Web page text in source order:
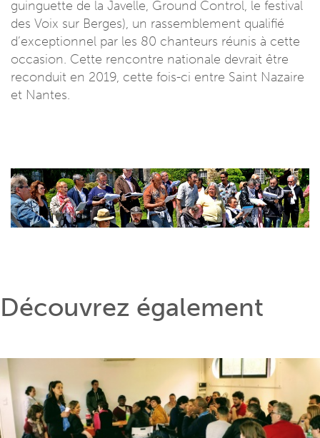
guinguette de la Javelle, Ground Control, le festival
des Voix sur Berges), un rassemblement qualifié
d’exceptionnel par les 80 chanteurs réunis à cette
occasion. Cette rencontre nationale devrait être
reconduit en 2019, cette fois-ci entre Saint Nazaire
et Nantes.
Découvrez également